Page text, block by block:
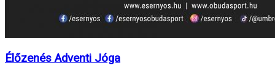
Élőzenés Adventi Jóga